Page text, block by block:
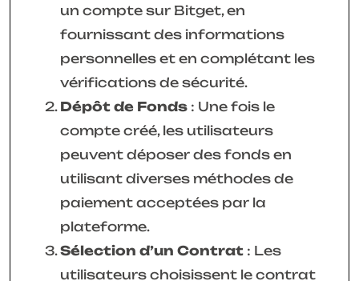
un compte sur Bitget, en
fournissant des informations
personnelles et en complétant les
vérifications de sécurité.
Dépôt de Fonds : Une fois le
compte créé, les utilisateurs
peuvent déposer des fonds en
utilisant diverses méthodes de
paiement acceptées par la
plateforme.
Sélection d’un Contrat : Les
utilisateurs choisissent le contrat